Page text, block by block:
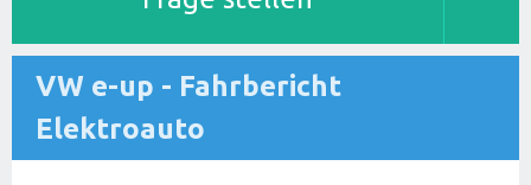
VW e-up - Fahrbericht
Elektroauto